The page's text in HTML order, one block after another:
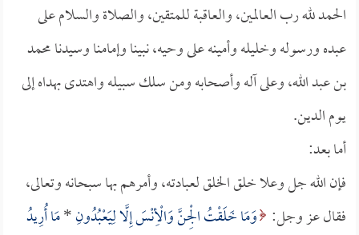
الحمد لله رب العالمين، والعاقبة للمتقين، والصلاة والسلام على
عبده ورسوله وخليله وأمينه على وحيه، نبينا وإمامنا وسيدنا محمد
بن عبد الله، وعلى آله وأصحابه ومن سلك سبيله واهتدى بهداه إلى
يوم الدين.
أما بعد:
فإن الله جل وعلا خلق الخلق لعبادته، وأمرهم بها سبحانه وتعالى،
فقال عز وجل: وَمَا خَلَقْتُ الْجِنَّ وَالْأِنْسَ إِلَّا لِيَعْبُدُونِ*مَا أُرِيدُ